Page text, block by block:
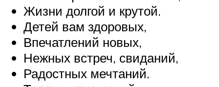
Жизни долгой и крутой.
Детей вам здоровых,
Впечатлений новых,
Нежных встреч, свиданий,
Радостных мечтаний.